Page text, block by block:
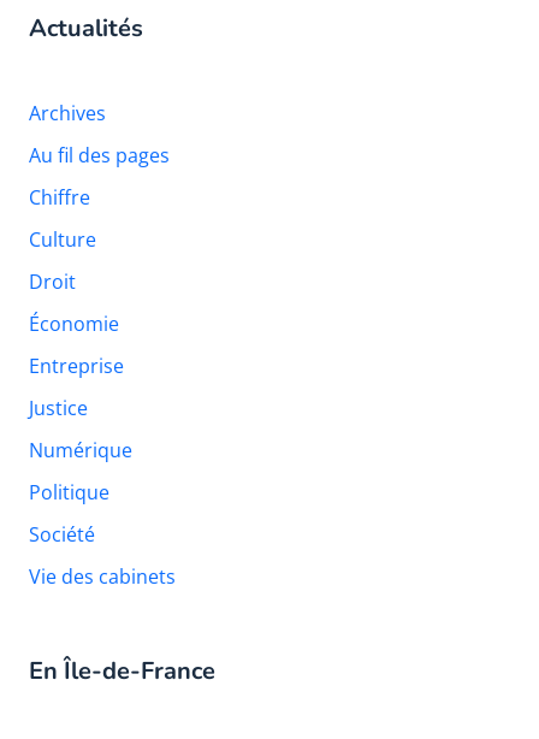
Actualités
Archives
Au fil des pages
Chiffre
Culture
Droit
Économie
Entreprise
Justice
Numérique
Politique
Société
Vie des cabinets
En Île-de-France